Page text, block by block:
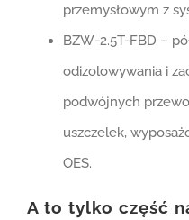
przemysłowym z
BZW-2.5T-FBD –
odizolowywania i
podwójnych
uszczelek,
OES.
A to tylko część